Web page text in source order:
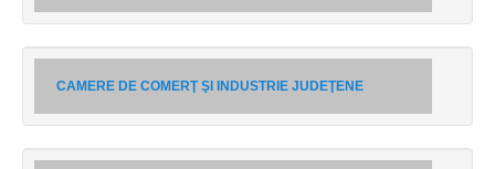
CAMERE DE COMERŢ ŞI INDUSTRIE JUDEŢENE